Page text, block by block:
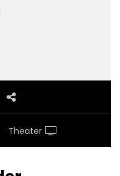
Theater